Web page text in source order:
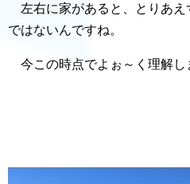
左右に家があると、とりあえ
ではないんですね。
今この時点でよぉ～く理解し